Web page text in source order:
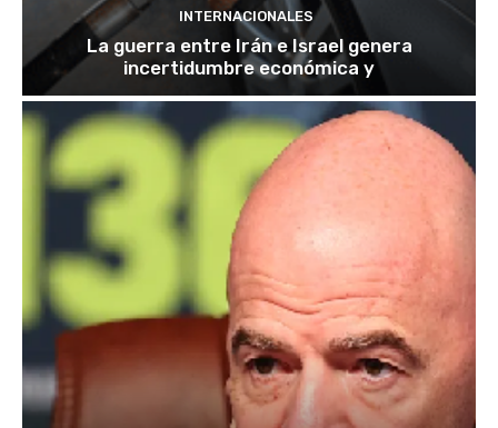
INTERNACIONALES
La guerra entre Irán e Israel genera
incertidumbre económica y